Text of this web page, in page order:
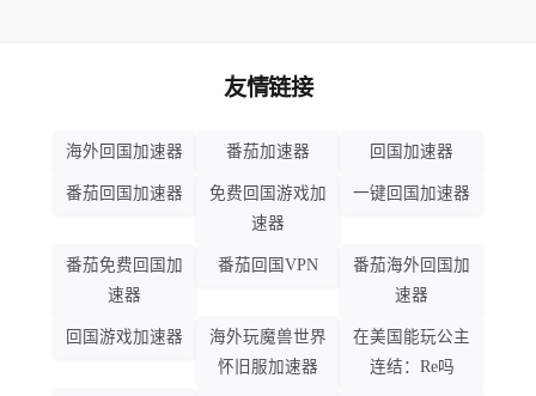
友情链接
海外回国加速器 番茄加速器 回国加速器
番茄回国加速器
免费回国游戏加
速器
一键回国加速器
番茄免费回国加
速器
番茄回国VPN
番茄海外回国加
速器
回国游戏加速器
海外玩魔兽世界
怀旧服加速器
在美国能玩公主
连结：Re吗